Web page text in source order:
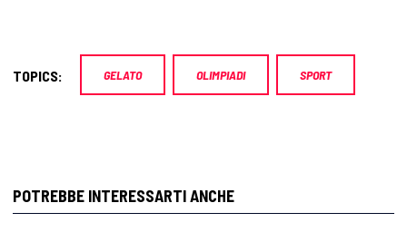
TOPICS: GELATO OLIMPIADI SPORT
POTREBBE INTERESSARTI ANCHE